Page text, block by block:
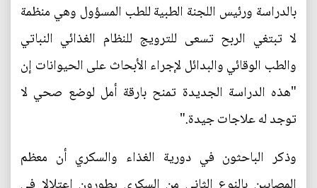
بالدراسة ورئيس اللجنة الطبية للطب المسؤول وهي منظمة
لا تبتغي الربح تسعى للترويج للنظام الغذائي النباتي
والطب الوقائي والبدائل لإجراء الأبحاث على الحيوانات إن
"هذه الدراسة الجديدة تمنح بارقة أمل لوضع صحي لا
توجد له علاجات جيدة."
وذكر الباحثون في دورية الغذاء والسكري أن معظم